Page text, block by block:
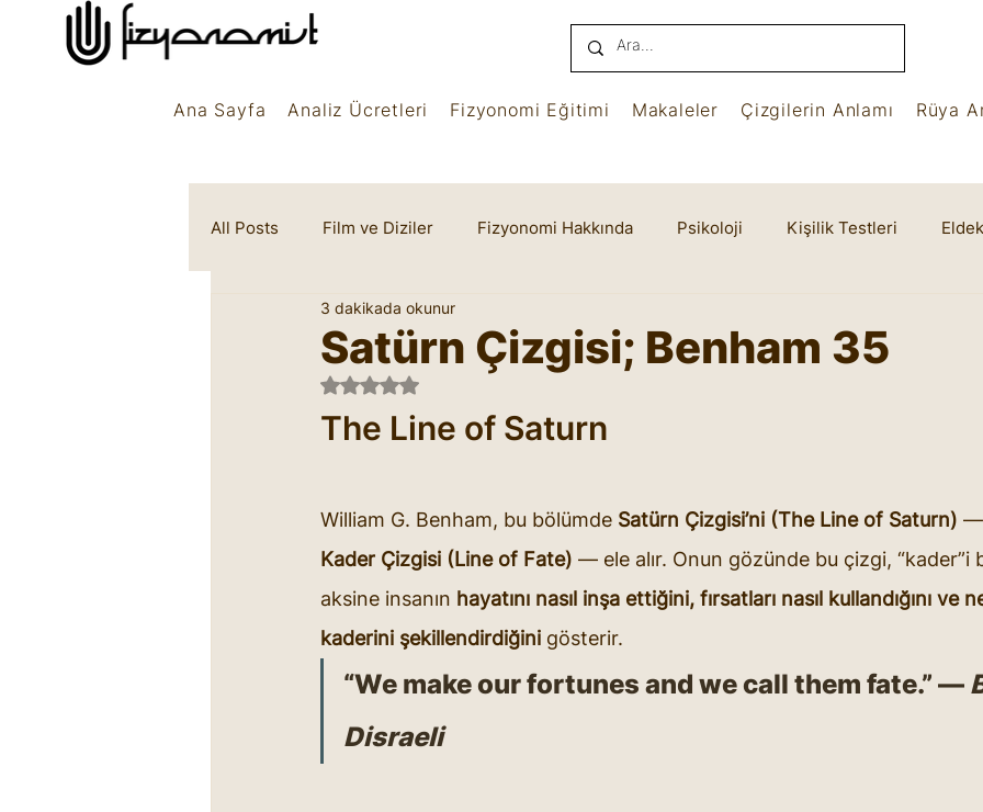
Ana Sayfa Analiz Ücretleri Fizyonomi Eğitimi Makaleler Çizgilerin Anlamı Rüya
All Posts Film ve Diziler Fizyonomi Hakkında Psikoloji Kişilik Testleri
Rüya Sembolleri Marifetname
Satürn Çizgisi; Benham 35
3 dakikada okunur
5 üzerinden NaN yıldız
The Line of Saturn
William G. Benham, bu bölümde Satürn Çizgisi’ni (The Line of Saturn) —
Kader Çizgisi (Line of Fate) — ele alır. Onun gözünde bu çizgi, “kader”i
aksine insanın hayatını nasıl inşa ettiğini, fırsatları nasıl kullandığını ve
kaderini şekillendirdiğini gösterir.
“We make our fortunes and we call them fate.” —
Disraeli